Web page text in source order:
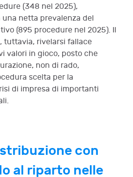
(348 nel 2025),
netta prevalenza del
(895 procedure nel 2025). Il
tuttavia, rivelarsi fallace
valori in gioco, posto che
non di rado,
scelta per la
di impresa di importanti
con
al riparto nelle